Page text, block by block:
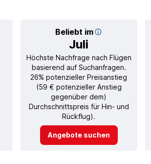
Beliebt im
Juli
Höchste Nachfrage nach Flügen
basierend auf Suchanfragen.
26% potenzieller Preisanstieg
(59 € potenzieller Anstieg
gegenüber dem)
Durchschnittspreis für Hin- und
Rückflug).
Angebote suchen